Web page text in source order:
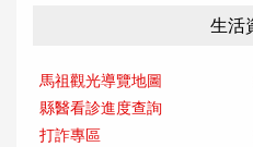
生活
馬祖觀光導覽地圖
縣醫看診進度查詢
打詐專區